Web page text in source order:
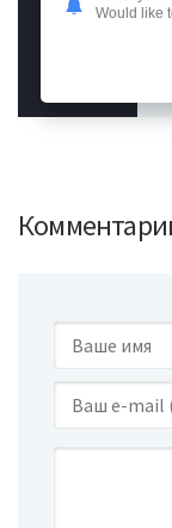
Would like